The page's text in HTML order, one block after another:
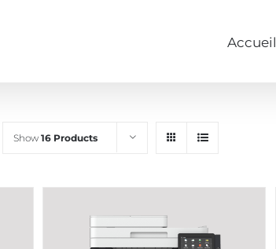
Accueil
Show 16 Products